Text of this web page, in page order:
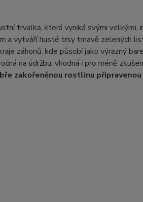
trvalka, která vyniká svými velkými,
vytváří husté trsy tmavě zelených
záhonů, kde působí jako výrazný
na údržbu, vhodná i pro méně
zakořeněnou rostlinu připravenou